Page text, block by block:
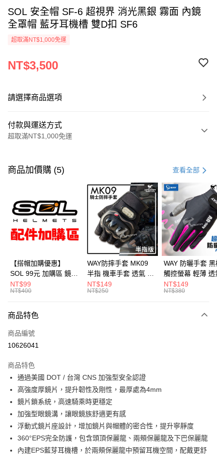
SOL 安全帽 SF-6 超視界 消光黑銀 霧面 內鏡
全罩帽 藍牙耳機槽 雙D扣 SF6
超取滿NT$1,000免運
NT$3,500
請選擇商品選項
付款與運送方式
超取滿NT$1,000免運
信用卡一次付款
Apple Pay
ATM付款
全家取貨付款(安全帽一頂以上請選宅配)
每筆NT$60，滿NT$1,000(含以上)免運費
7-11取貨付款(安全帽一頂以上請選宅配)
每筆NT$100，滿NT$1,000(含以上)免運費
商品加價購 (5) 查看全部
【搭帽加購優惠】
SOL 99元 加購區 鏡片
內襯 內置墨鏡 防水帽
袋 安全帽配件
NT$99
NT$400
WAY防摔手套 MK09
半指 機車手套 透氣 硬
殼護具 騎車 腳踏車 爬
山 釣魚 MK-09 耀瑪騎
NT$149
NT$250
WAY 防曬手套
觸控螢幕 輕薄 透
滑 反光 機車手套
A016 耀瑪騎士安
NT$149
NT$380
商品特色
商品編號
10626041
商品特色
通過美國 DOT / 台灣 CNS 加強型安全認證
高強度厚鏡片，提升韌性及剛性，最厚處為4mm
鏡片鎖系統，高速騎乘時更穩定
加強型眼鏡溝，讓眼鏡族舒適更有感
浮動式鏡片座設計，增加鏡片與帽體的密合性，提升寧靜度
360°EPS完全防護，包含頭頂保麗龍、兩頰保麗龍及下巴保麗龍
內建EPS藍芽耳機槽，於兩頰保麗龍中預留耳機空間，配戴更舒